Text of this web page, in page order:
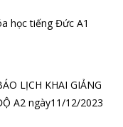
học tiếng Đức A1
LỊCH KHAI GIẢNG
A2 ngày11/12/2023